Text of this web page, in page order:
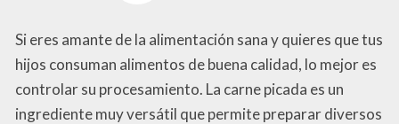
Si eres amante de la alimentación sana y quieres que tus
hijos consuman alimentos de buena calidad, lo mejor es
controlar su procesamiento. La carne picada es un
ingrediente muy versátil que permite preparar diversos